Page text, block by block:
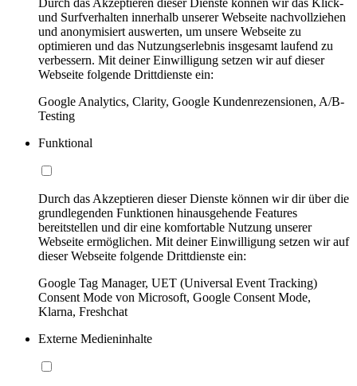
Durch das Akzeptieren dieser Dienste können wir das Klick-
und Surfverhalten innerhalb unserer Webseite nachvollziehen
und anonymisiert auswerten, um unsere Webseite zu
optimieren und das Nutzungserlebnis insgesamt laufend zu
verbessern. Mit deiner Einwilligung setzen wir auf dieser
Webseite folgende Drittdienste ein:
Google Analytics, Clarity, Google Kundenrezensionen, A/B-
Testing
Funktional
Durch das Akzeptieren dieser Dienste können wir dir über die
grundlegenden Funktionen hinausgehende Features
bereitstellen und dir eine komfortable Nutzung unserer
Webseite ermöglichen. Mit deiner Einwilligung setzen wir auf
dieser Webseite folgende Drittdienste ein:
Google Tag Manager, UET (Universal Event Tracking)
Consent Mode von Microsoft, Google Consent Mode,
Klarna, Freshchat
Externe Medieninhalte